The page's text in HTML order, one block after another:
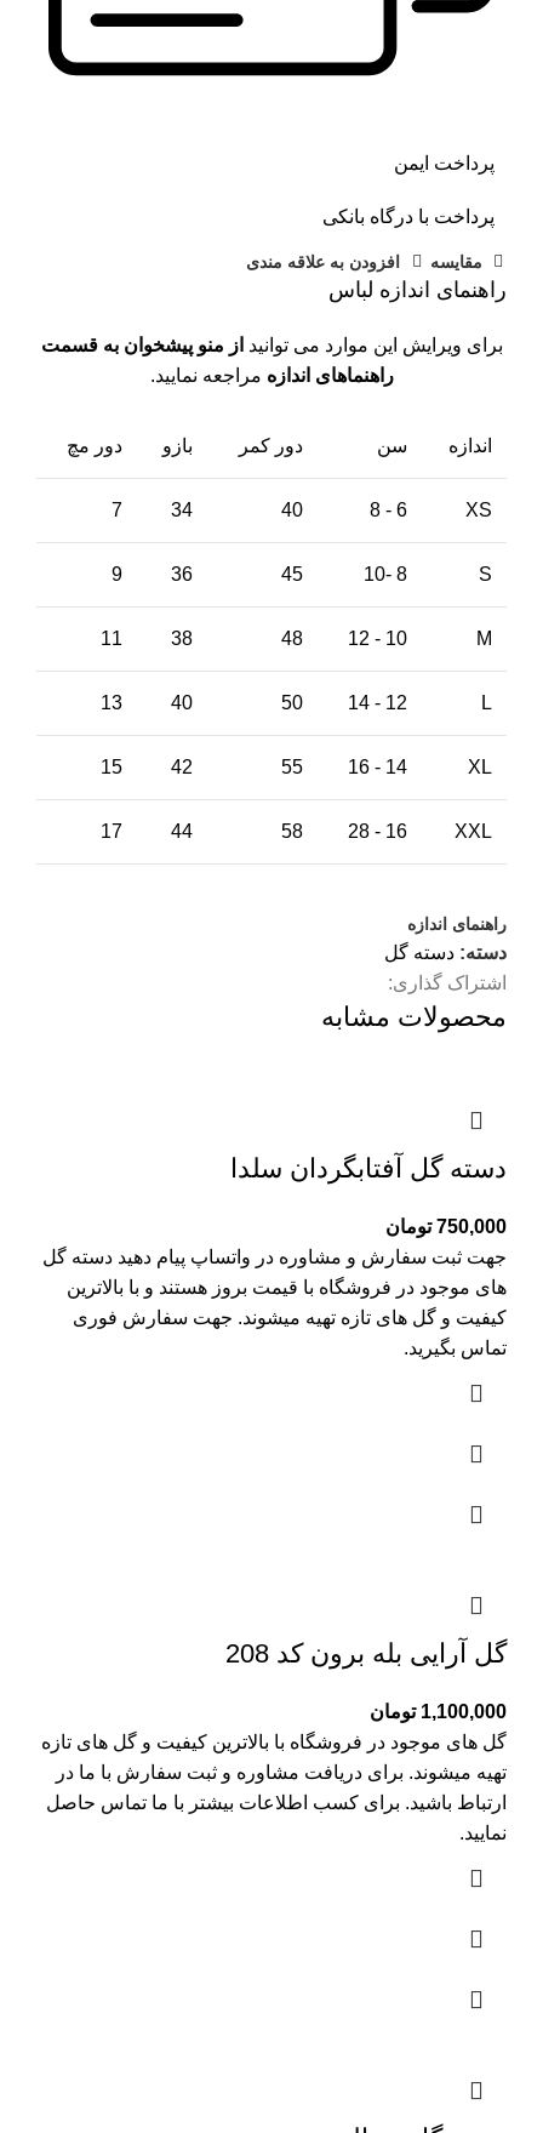
پرداخت ایمن
پرداخت با درگاه بانکی
مقايسه افزودن به علاقه مندی
راهنمای اندازه لباس
برای ویرایش این موارد می توانید از منو پیشخوان به قسمت
راهنماهای اندازه مراجعه نمایید.
اندازه سن دور کمر بازو دور مچ
XS
6 - 8
40
34
7
S
8 -10
45
36
9
M
10 - 12
48
38
11
L
12 - 14
50
40
13
XL
14 - 16
55
42
15
XXL
16 - 28
58
44
17
راهنمای اندازه
دسته: دسته گل
اشتراک گذاری:
محصولات مشابه
دسته گل آفتابگردان سلدا
750,000 تومان
جهت ثبت سفارش و مشاوره در واتساپ پیام دهید دسته گل
های موجود در فروشگاه با قیمت بروز هستند و با بالاترین
کیفیت و گل های تازه تهیه میشوند. جهت سفارش فوری
تماس بگیرید.
گل آرایی بله برون کد 208
1,100,000 تومان
گل های موجود در فروشگاه با بالاترین کیفیت و گل های تازه
تهیه میشوند. برای دریافت مشاوره و ثبت سفارش با ما در
ارتباط باشید. برای کسب اطلاعات بیشتر با ما تماس حاصل
نمایید.